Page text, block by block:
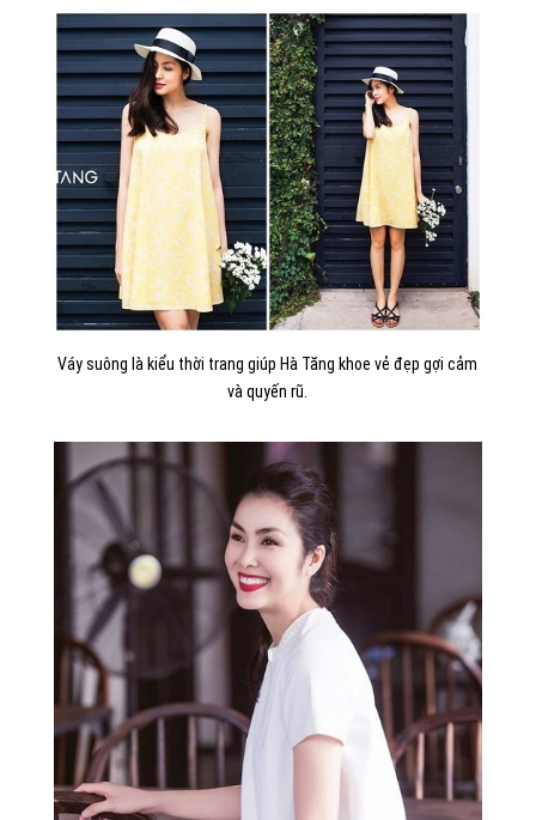
Váy suông là kiểu thời trang giúp Hà Tăng khoe vẻ đẹp gợi cảm
và quyến rũ.